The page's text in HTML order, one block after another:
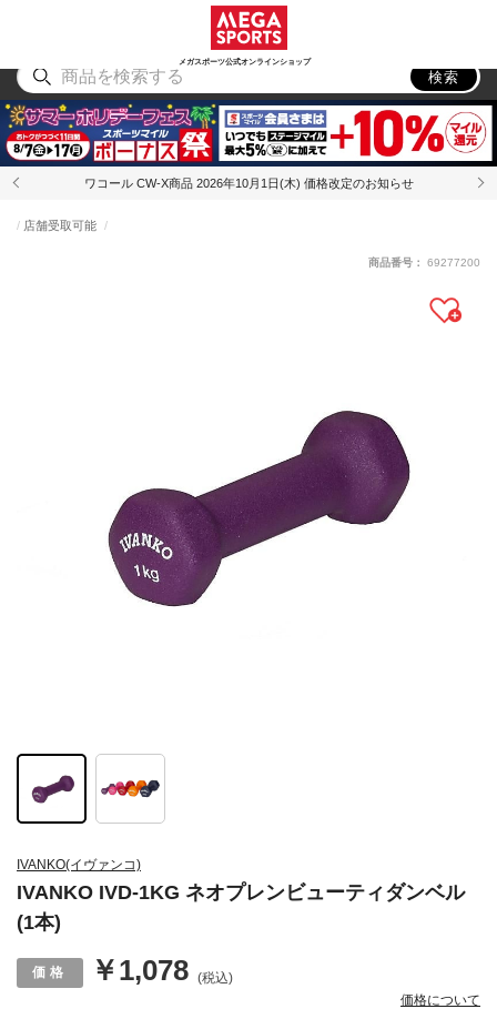
メガスポーツ公式オンラインショップ
アウトドア
検索
ワコール CW-X商品 2026年10月1日(木) 価格改定のお知らせ
IVANKO(イヴァンコ)
IVANKO IVD-1KG ネオプレンビューティダンベル
(1本)
店舗受取可能
￥1,078 (税込)
価格について
商品番号： 69277200